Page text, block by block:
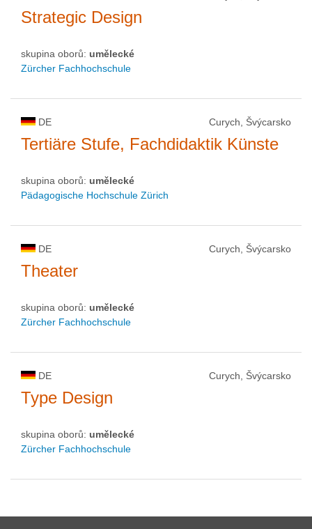
Strategic Design
skupina oborů: umělecké
Zürcher Fachhochschule
DE Curych, Švýcarsko
Tertiäre Stufe, Fachdidaktik Künste
skupina oborů: umělecké
Pädagogische Hochschule Zürich
DE Curych, Švýcarsko
Theater
skupina oborů: umělecké
Zürcher Fachhochschule
DE Curych, Švýcarsko
Type Design
skupina oborů: umělecké
Zürcher Fachhochschule